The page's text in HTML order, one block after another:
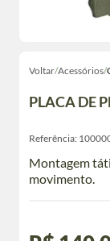
Voltar/Acessórios/
PLACA DE
Referência:
Montagem
movimento.